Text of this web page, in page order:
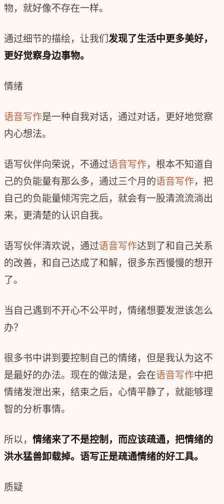
物，就好像不存在一样。
通过细节的描绘，让我们发现了生活中更多美好，
更好觉察身边事物。
情绪
语音写作是一种自我对话，通过对话，更好地觉察
内心想法。
语写伙伴向荣说，不通过语音写作，根本不知道自
己的负能量有那么多，通过三个月的语音写作，把
自己的负能量倾泻完之后，就会有一股清流流淌出
来，更清楚的认识自我。
语写伙伴清欢说，通过语音写作达到了和自己关系
的改善，和自己达成了和解，很多东西慢慢的想开
了。
当自己遇到不开心不公平时，情绪想要发泄该怎么
办？
很多书中讲到要控制自己的情绪，但是我认为这不
是最好的办法。现在的做法是，会在语音写作中把
情绪发泄出来，结束之后，心情平静了，就能够理
智的分析事情。
所以， 情绪来了不是控制，而应该疏通，把情绪的
洪水猛兽卸载掉。语写正是疏通情绪的好工具。
质疑